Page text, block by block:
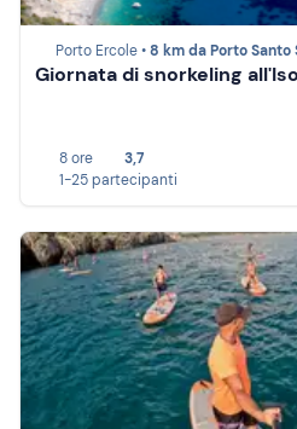
Porto Ercole •8 km da Porto Santo
Giornata di snorkeling
8 ore
3,7
1-25 partecipanti